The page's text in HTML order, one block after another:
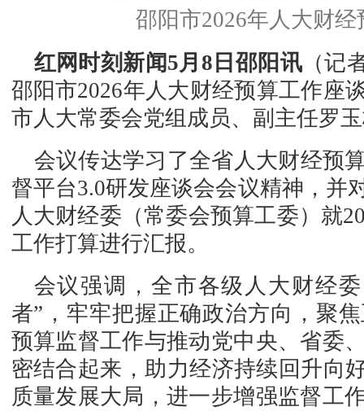
邵阳市2026年人大财
红网时刻新闻5月8日邵阳讯 （记
邵阳市2026年人大财经预算工作座
市人大常委会党组成员、副主任罗
会议传达学习了全省人大财经预
督平台3.0研发座谈会会议精神，并
人大财经委（常委会预算工委）就
工作打算进行汇报。
会议强调，全市各级人大财经
者”，牢牢把握正确政治方向，聚
预算监督工作与推动党中央、省委
密结合起来，助力经济持续回升向
质量发展大局，进一步增强监督工